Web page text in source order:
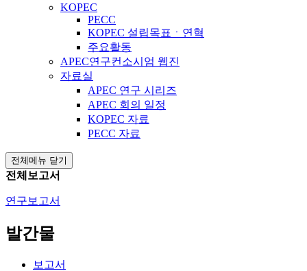
KOPEC
PECC
KOPEC 설립목표ㆍ연혁
주요활동
APEC연구컨소시엄 웹진
자료실
APEC 연구 시리즈
APEC 회의 일정
KOPEC 자료
PECC 자료
전체메뉴 닫기
전체보고서
연구보고서
발간물
보고서